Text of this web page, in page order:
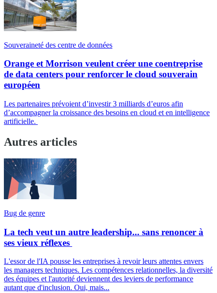
Souveraineté des centre de données
Orange et Morrison veulent créer une coentreprise
de data centers pour renforcer le cloud souverain
européen
Les partenaires prévoient d’investir 3 milliards d’euros afin
d’accompagner la croissance des besoins en cloud et en intelligence
artificielle.
Autres articles
Bug de genre
La tech veut un autre leadership... sans renoncer à
ses vieux réflexes
L'essor de l'IA pousse les entreprises à revoir leurs attentes envers
les managers techniques. Les compétences relationnelles, la diversité
des équipes et l'autorité deviennent des leviers de performance
autant que d'inclusion. Oui, mais...